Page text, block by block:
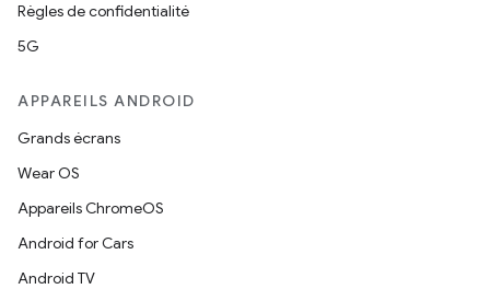
Règles de confidentialité
5G
APPAREILS ANDROID
Grands écrans
Wear OS
Appareils ChromeOS
Android for Cars
Android TV